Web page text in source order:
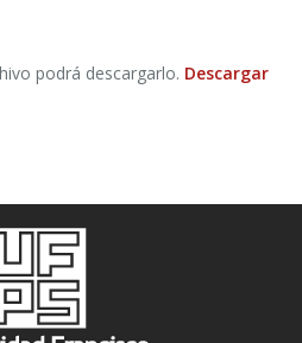
podrá descargarlo. Descargar